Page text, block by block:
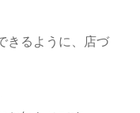
きるように、店づ